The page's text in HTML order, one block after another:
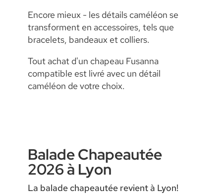
Encore mieux - les détails caméléon se
transforment en accessoires, tels que
bracelets, bandeaux et colliers.
Tout achat d'un chapeau Fusanna
compatible est livré avec un détail
caméléon de votre choix.
Balade Chapeautée
2026 à Lyon
La balade chapeautée revient à Lyon!